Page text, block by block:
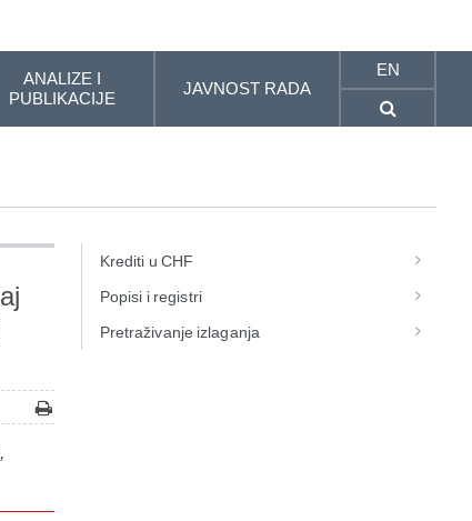
ANALIZE I
PUBLIKACIJE
JAVNOST RADA
EN
Krediti u CHF
Popisi i registri
Pretraživanje izlaganja